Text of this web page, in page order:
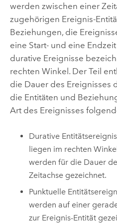
werden zwischen einer
zugehörigen Ereignis-
Beziehungen, die
eine Start- und eine
durative Ereignisse
rechten Winkel. Der Teil
die Dauer des Ereignisses
die Entitäten und
Art des Ereignisses
Durative
liegen im rechten
werden für die Dauer
Zeitachse gezeichnet.
Punktuelle
werden auf einer
zur Ereignis-Entität